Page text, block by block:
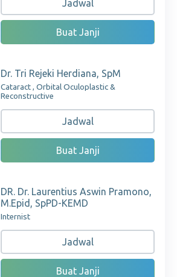
Jadwal
Buat Janji
Dr. Tri Rejeki Herdiana, SpM
Cataract , Orbital Oculoplastic &
Reconstructive
Jadwal
Buat Janji
DR. Dr. Laurentius Aswin Pramono,
M.Epid, SpPD-KEMD
Internist
Jadwal
Buat Janji